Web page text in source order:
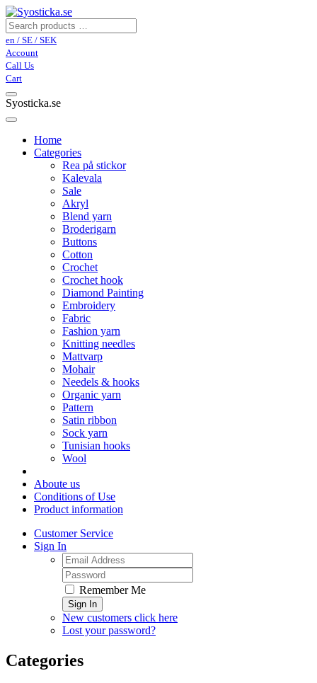
en / SE / SEK
Account
Call Us
Cart
Syosticka.se
Home
Categories
Rea på stickor
Kalevala
Sale
Akryl
Blend yarn
Broderigarn
Buttons
Cotton
Crochet
Crochet hook
Diamond Painting
Embroidery
Fabric
Fashion yarn
Knitting needles
Mattvarp
Mohair
Needels & hooks
Organic yarn
Pattern
Satin ribbon
Sock yarn
Tunisian hooks
Wool
Aboute us
Conditions of Use
Product information
Customer Service
Sign In
Remember Me
Sign In
New customers click here
Lost your password?
Categories